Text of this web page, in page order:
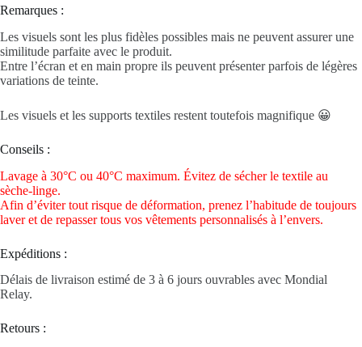
Remarques :
Les visuels sont les plus fidèles possibles mais ne peuvent assurer une
similitude parfaite avec le produit.
Entre l’écran et en main propre ils peuvent présenter parfois de légères
variations de teinte.
Les visuels et les supports textiles restent toutefois magnifique 😀
Conseils :
Lavage à 30°C ou 40°C maximum. Évitez de sécher le textile au
sèche-linge.
Afin d’éviter tout risque de déformation, prenez l’habitude de toujours
laver et de repasser tous vos vêtements personnalisés à l’envers.
Expéditions :
Délais de livraison estimé de 3 à 6 jours ouvrables avec Mondial
Relay.
Retours :